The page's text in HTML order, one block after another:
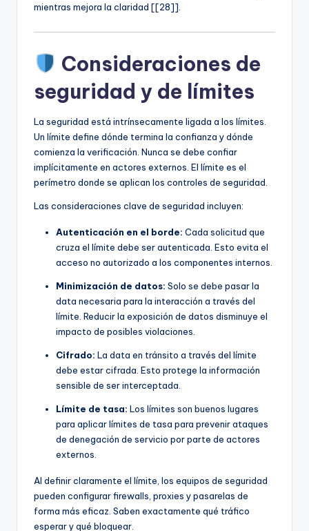
mientras mejora la claridad [[28]].
Consideraciones de
seguridad y de límites
La seguridad está intrínsecamente ligada a los límites.
Un límite define dónde termina la confianza y dónde
comienza la verificación. Nunca se debe confiar
implícitamente en actores externos. El límite es el
perímetro donde se aplican los controles de seguridad.
Las consideraciones clave de seguridad incluyen:
Autenticación en el borde: Cada solicitud que
cruza el límite debe ser autenticada. Esto evita el
acceso no autorizado a los componentes internos.
Minimización de datos: Solo se debe pasar la
data necesaria para la interacción a través del
límite. Reducir la exposición de datos disminuye el
impacto de posibles violaciones.
Cifrado: La data en tránsito a través del límite
debe estar cifrada. Esto protege la información
sensible de ser interceptada.
Límite de tasa: Los límites son buenos lugares
para aplicar límites de tasa para prevenir ataques
de denegación de servicio por parte de actores
externos.
Al definir claramente el límite, los equipos de seguridad
pueden configurar firewalls, proxies y pasarelas de
forma más eficaz. Saben exactamente qué tráfico
esperar y qué bloquear.